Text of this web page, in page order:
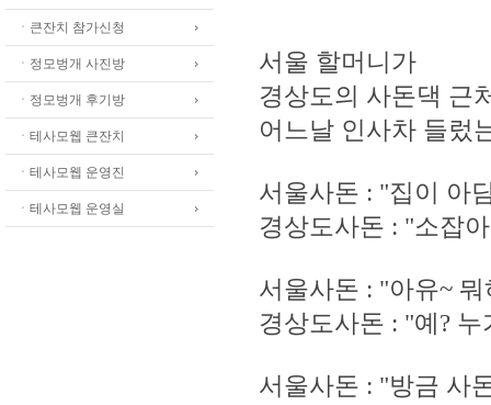
ㆍ큰잔치 참가신청
ㆍ정모벙개 사진방
ㆍ정모벙개 후기방
ㆍ테사모웹 큰잔치
ㆍ테사모웹 운영진
ㆍ테사모웹 운영실
서울 할머니가
경상도의 사돈댁 근
어느날 인사차 들렀
서울사돈 : "집이 아
경상도사돈 : "소잡
서울사돈 : "아유~
경상도사돈 : "예?
서울사돈 : "방금 사